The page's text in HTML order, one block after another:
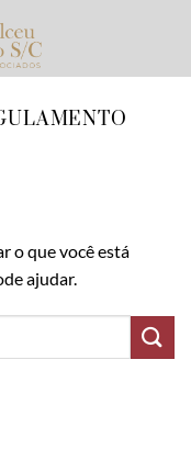
o que você está
ajudar.